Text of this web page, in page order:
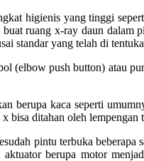
higienis yang tinggi
ruang x-ray daun dalam
standar yang telah di
(elbow push button) atau
berupa kaca seperti
bisa ditahan oleh lempengan
pintu terbuka beberapa
berupa motor